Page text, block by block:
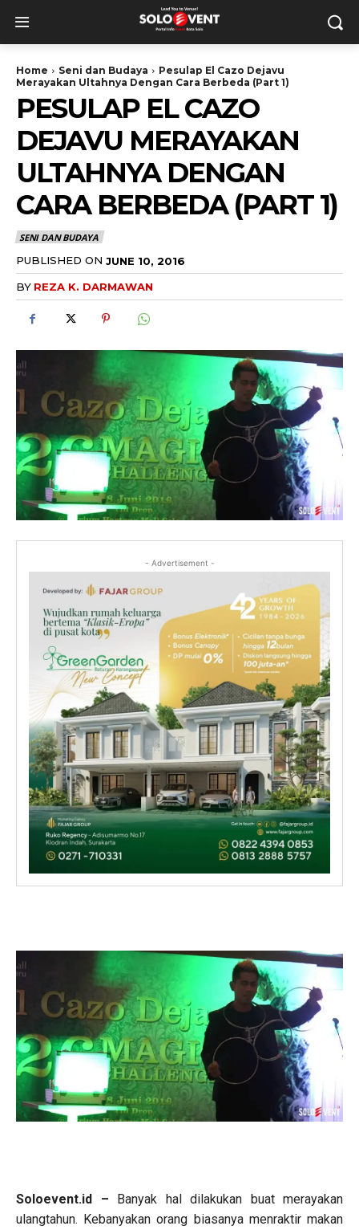
Home Seni dan Budaya
Pesulap El Cazo Dejavu
Merayakan Ultahnya Dengan Cara Berbeda (Part 1)
PESULAP EL CAZO
DEJAVU MERAYAKAN
ULTAHNYA DENGAN
CARA BERBEDA (PART 1)
SENI DAN BUDAYA
PUBLISHED ON JUNE 10, 2016
BY REZA K. DARMAWAN
- Advertisement -
Soloevent.id – Banyak hal dilakukan buat merayakan
ulangtahun. Kebanyakan orang biasanya menraktir makan